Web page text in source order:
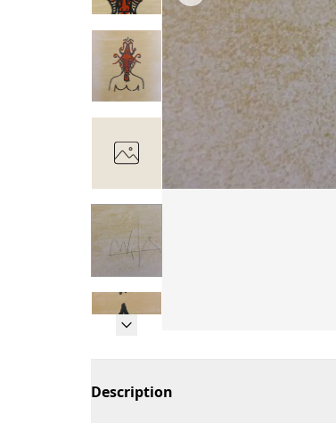
Description